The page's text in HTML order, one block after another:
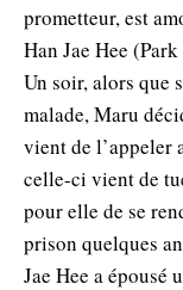
prometteur, est
Han Jae Hee
Un soir, alors que
malade, Maru
vient de l’appeler
celle-ci vient de
pour elle de se
prison quelques
Jae Hee a épousé